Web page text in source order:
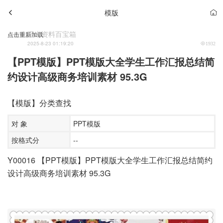
模版
点击重新加载玉米资料百宝箱
2025-8-23 01:19:20 1932
【PPT模版】PPT模版大全学生工作汇报总结简
约设计高级商务培训素材 95.3G
【模版】分类查找
对 象
PPT模版
按格式分
--
Y00016 【PPT模版】PPT模版大全学生工作汇报总结简约
设计高级商务培训素材 95.3G